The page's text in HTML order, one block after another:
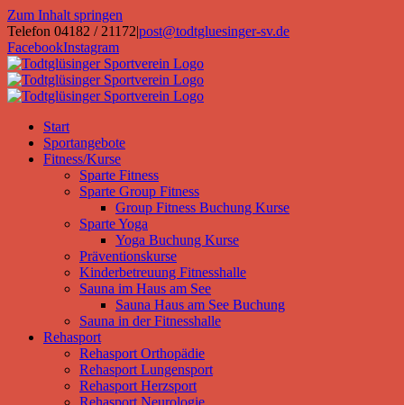
Zum Inhalt springen
Telefon 04182 / 21172|post@todtgluesinger-sv.de
FacebookInstagram
Start
Sportangebote
Fitness/Kurse
Sparte Fitness
Sparte Group Fitness
Group Fitness Buchung Kurse
Sparte Yoga
Yoga Buchung Kurse
Präventionskurse
Kinderbetreuung Fitnesshalle
Sauna im Haus am See
Sauna Haus am See Buchung
Sauna in der Fitnesshalle
Rehasport
Rehasport Orthopädie
Rehasport Lungensport
Rehasport Herzsport
Rehasport Neurologie